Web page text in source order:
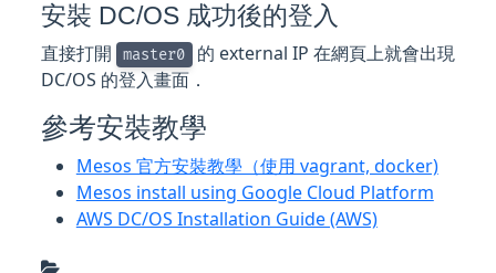
安裝 DC/OS 成功後的登入
直接打開 master0 的 external IP 在網頁上就會出現
DC/OS 的登入畫面．
參考安裝教學
Mesos 官方安裝教學（使用 vagrant, docker)
Mesos install using Google Cloud Platform
AWS DC/OS Installation Guide (AWS)